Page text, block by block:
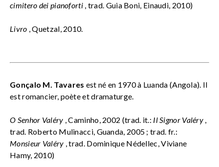
cimitero dei pianoforti , trad. Guia Boni, Einaudi, 2010)
Livro , Quetzal, 2010.
Gonçalo M. Tavares est né en 1970 à Luanda (Angola). Il
est romancier, poète et dramaturge.
O Senhor Valéry , Caminho, 2002 (trad. it.: Il Signor Valéry ,
trad. Roberto Mulinacci, Guanda, 2005 ; trad. fr.:
Monsieur Valéry , trad. Dominique Nédellec, Viviane
Hamy, 2010)